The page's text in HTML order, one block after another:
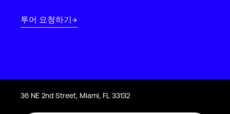
투어 요청하기
36 NE 2nd Street, Miami, FL 33132